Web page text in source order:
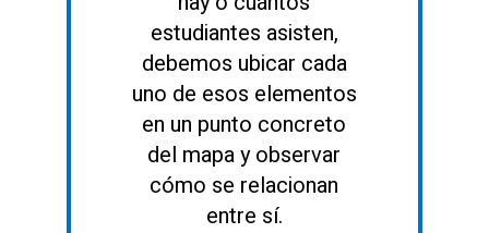
estudiantes asisten,
debemos ubicar cada
uno de esos elementos
en un punto concreto
del mapa y observar
cómo se relacionan
entre sí.